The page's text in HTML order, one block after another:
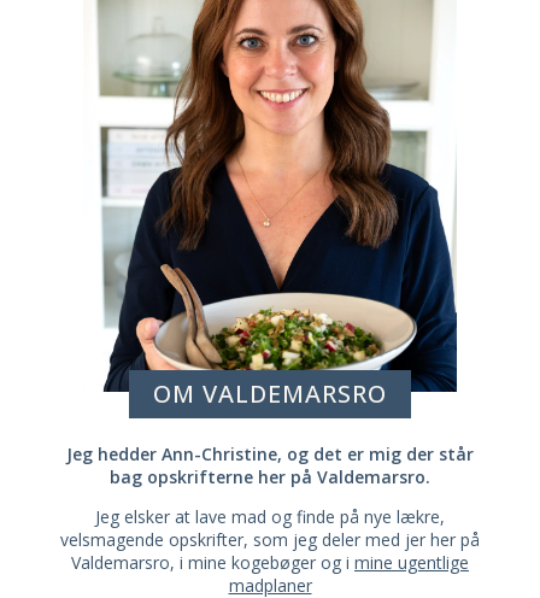
OM VALDEMARSRO
Jeg hedder Ann-Christine, og det er mig der står
bag opskrifterne her på Valdemarsro.
Jeg elsker at lave mad og finde på nye lækre,
velsmagende opskrifter, som jeg deler med jer her på
Valdemarsro, i mine kogebøger og i mine ugentlige
madplaner